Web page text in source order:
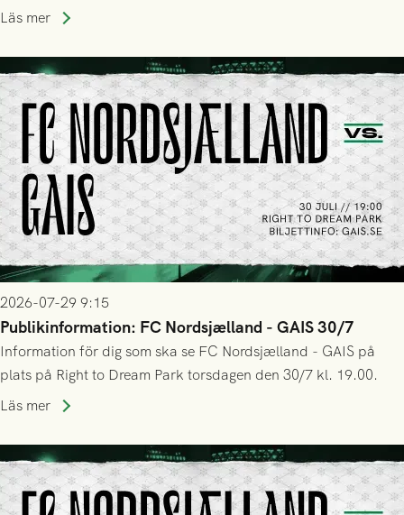
Park! Fredrik Holmberg och ledarstaben har tagit ut följande
Läs mer
2026-07-29 9:15
Publikinformation: FC Nordsjælland - GAIS 30/7
Information för dig som ska se FC Nordsjælland - GAIS på
plats på Right to Dream Park torsdagen den 30/7 kl. 19.00.
Läs mer